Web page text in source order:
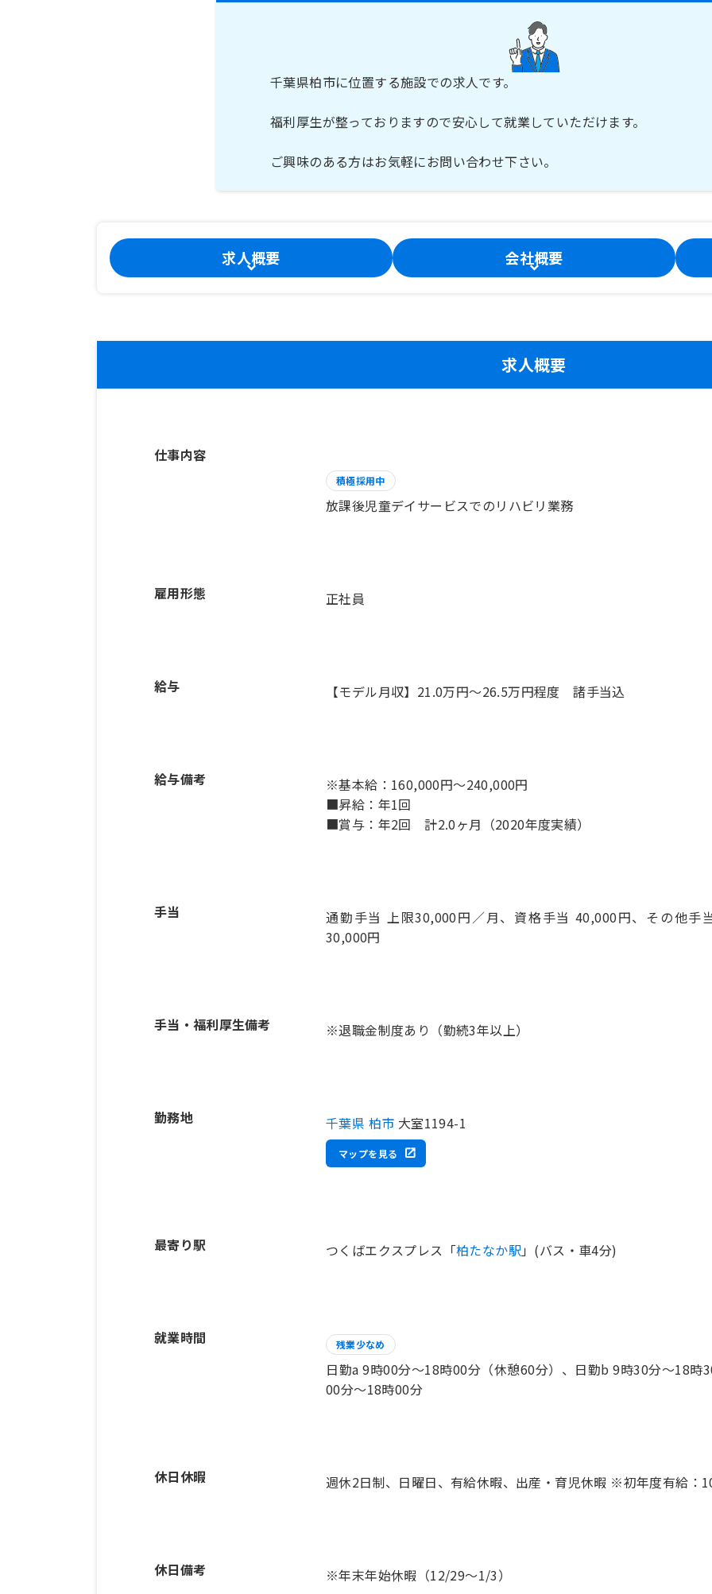
千葉県柏市に位置する施設での求人です。
福利厚生が整っておりますので安心して就業していただけます。
ご興味のある方はお気軽にお問い合わせ下さい。
求人概要 会社概要
求人概要
仕事内容
積極採用中
放課後児童デイサービスでのリハビリ業務
雇用形態 正社員
給与 【モデル月収】21.0万円〜26.5万円程度 諸手当込
給与備考
※基本給：160,000円～240,000円
■昇給：年1回
■賞与：年2回 計2.0ヶ月（2020年度実績）
手当
通勤手当 上限30,000円／月、資格手当 40,000円、その他手
30,000円
手当・福利厚生備考 ※退職金制度あり（勤続3年以上）
勤務地 千葉県 柏市 大室1194-1
マップを見る
最寄り駅 つくばエクスプレス「柏たなか駅 」(バス・車4分)
就業時間 残業少なめ
日勤a 9時00分〜18時00分（休憩60分）、日勤b 9時30分〜18時
00分〜18時00分
休日休暇 週休2日制、日曜日、有給休暇、出産・育児休暇 ※初年度有給：
休日備考 ※年末年始休暇（12/29～1/3）